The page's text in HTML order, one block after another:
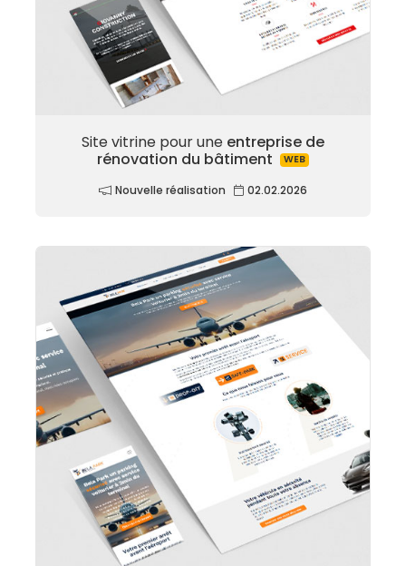
Site vitrine pour une entreprise de
rénovation du bâtiment
WEB
Nouvelle réalisation 02.02.2026